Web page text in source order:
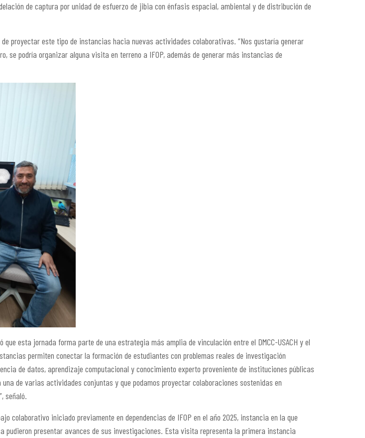
de captura por unidad de esfuerzo de jibia con énfasis espacial, ambiental y de distribución de
de proyectar este tipo de instancias hacia nuevas actividades colaborativas. “Nos gustaría generar
se podría organizar alguna visita en terreno a IFOP, además de generar más instancias de
que esta jornada forma parte de una estrategia más amplia de vinculación entre el DMCC-USACH y el
permiten conectar la formación de estudiantes con problemas reales de investigación
de datos, aprendizaje computacional y conocimiento experto proveniente de instituciones públicas
de varias actividades conjuntas y que podamos proyectar colaboraciones sostenidas en
señaló.
colaborativo iniciado previamente en dependencias de IFOP en el año 2025, instancia en la que
pudieron presentar avances de sus investigaciones. Esta visita representa la primera instancia